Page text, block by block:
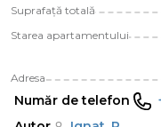
Suprafață totală
Starea apartamentului
Adresa
Număr de telefon